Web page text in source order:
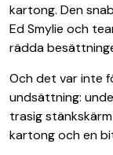
kartong. Den
Ed Smylie och
rädda
Och det var inte
undsättning:
trasig
kartong och en